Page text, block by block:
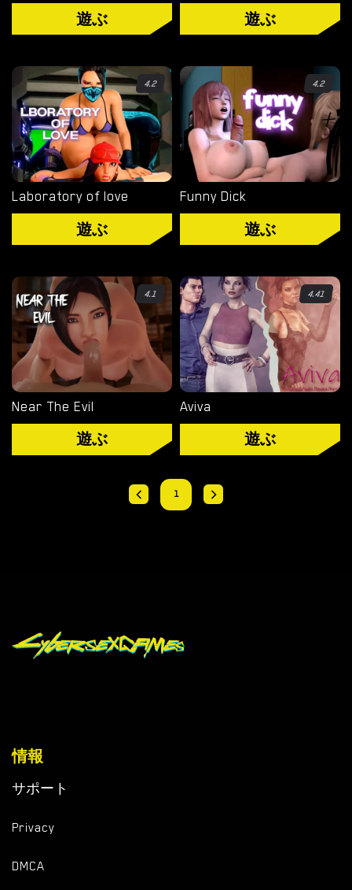
カテゴリー
BDSM
ヘンタイ
熟女
オーバーウォッチ
ディミトレスク夫人
バイオハザード
ビジュアルノベル
遊ぶ 遊ぶ
4.2
Laboratory of love
遊ぶ
4.2
Funny Dick
遊ぶ
4.1
Near The Evil
遊ぶ
4.41
Aviva
遊ぶ
1
情報
サポート
Privacy
DMCA